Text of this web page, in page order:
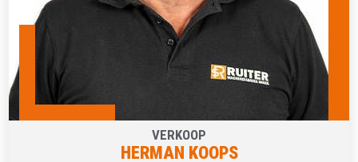
VERKOOP
HERMAN KOOPS